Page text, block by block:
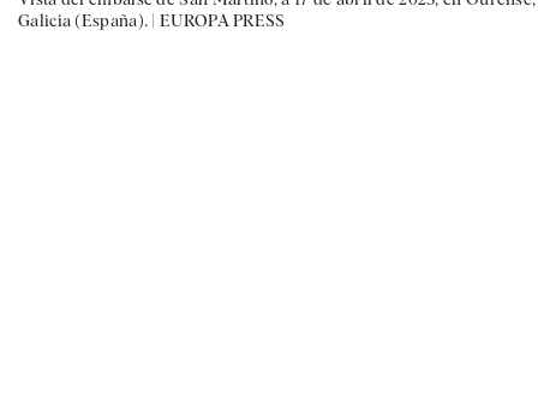
Galicia (España). |EUROPA PRESS